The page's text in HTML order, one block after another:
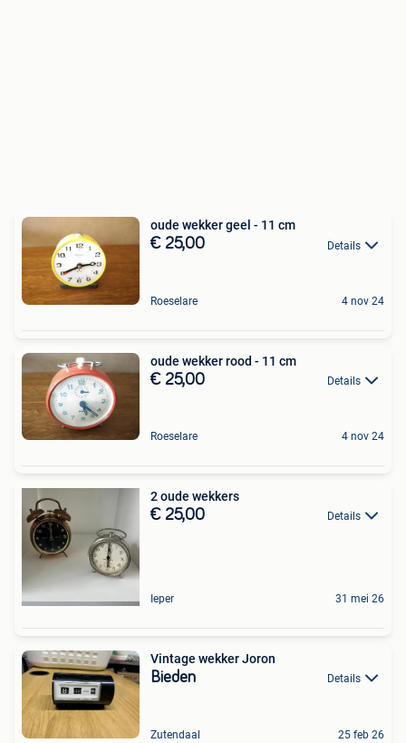
oude wekker geel - 11 cm
€ 25,00 Details
Roeselare 4 nov 24
oude wekker rood - 11 cm
€ 25,00 Details
Roeselare 4 nov 24
2 oude wekkers
€ 25,00 Details
Ieper 31 mei 26
Vintage wekker Joron
Bieden Details
Zutendaal 25 feb 26